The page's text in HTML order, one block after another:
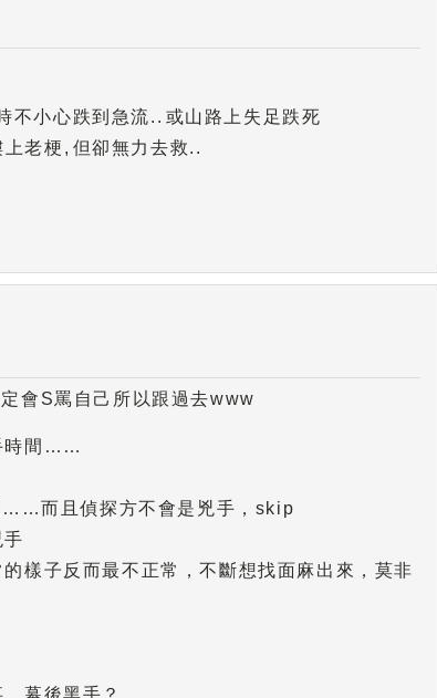
不小心跌到急流.. 或山路上失足跌死
老梗, 但卻無力去救..
會S罵自己所以跟過去www
時間……
而且偵探方不會是兇手，skip
樣子反而最不正常，不斷想找面麻出來，莫非
幕後黑手？